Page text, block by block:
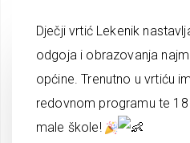
Dječji vrtić Lekenik
odgoja i obrazovanja
općine. Trenutno u vrtiću
redovnom programu te
male škole!